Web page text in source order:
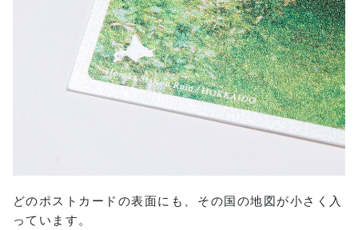
どのポストカードの表面にも、その国の地図が小さく入
っています。